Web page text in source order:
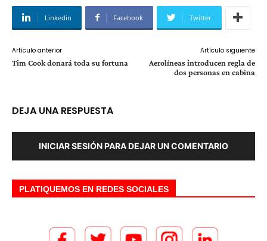
Linkedin Facebook Twitter
Artículo anterior
Tim Cook donará toda su fortuna
Artículo siguiente
Aerolíneas introducen regla de
dos personas en cabina
DEJA UNA RESPUESTA
INICIAR SESIÓN PARA DEJAR UN COMENTARIO
PLATIQUEMOS EN REDES SOCIALES